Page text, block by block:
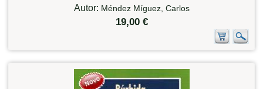
Autor: Méndez Míguez, Carlos
19,00 €